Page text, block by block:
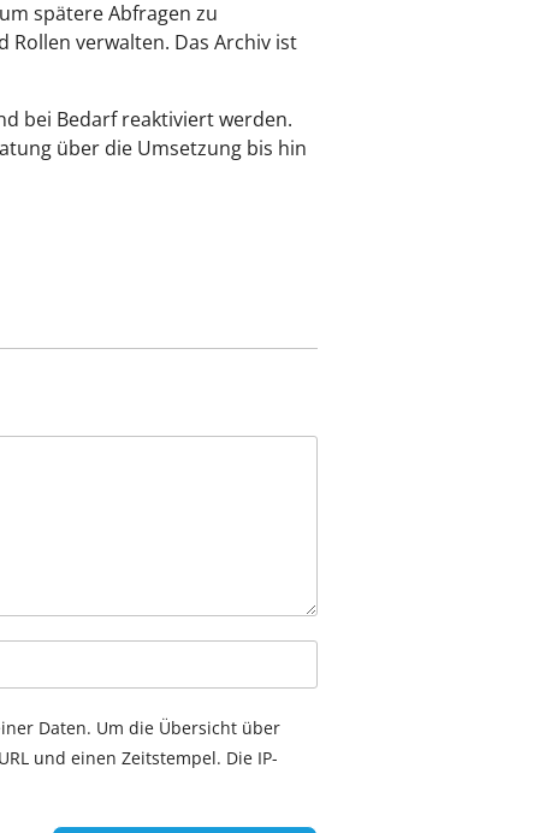
spätere Abfragen zu
verwalten. Das Archiv ist
bei Bedarf reaktiviert werden.
über die Umsetzung bis hin
Daten. Um die Übersicht über
und einen Zeitstempel. Die IP-